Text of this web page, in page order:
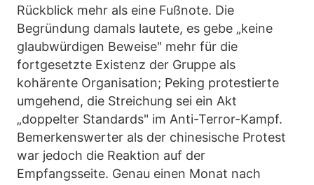
Rückblick mehr als eine Fußnote. Die
Begründung damals lautete, es gebe „keine
glaubwürdigen Beweise" mehr für die
fortgesetzte Existenz der Gruppe als
kohärente Organisation; Peking protestierte
umgehend, die Streichung sei ein Akt
„doppelter Standards" im Anti-Terror-Kampf.
Bemerkenswerter als der chinesische Protest
war jedoch die Reaktion auf der
Empfangsseite. Genau einen Monat nach